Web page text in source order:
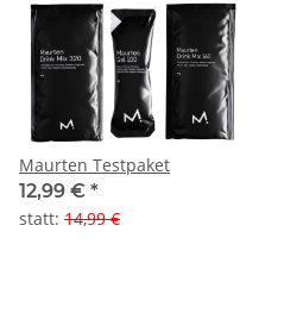
Maurten Testpaket
12,99 € *
statt: 14,99 €